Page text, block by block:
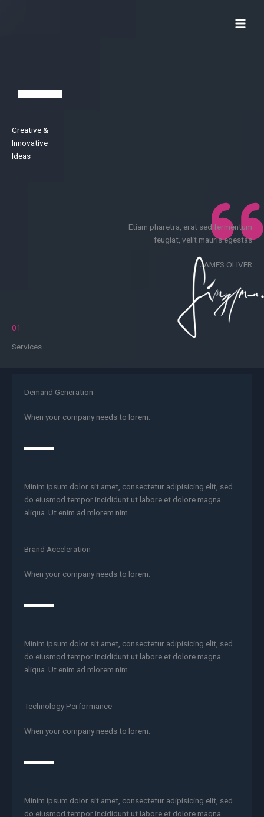
Creative &
Innovative
Ideas
Etiam pharetra, erat sed fermentum
feugiat, velit mauris egestas
JAMES OLIVER
01
Services
Demand Generation
When your company needs to lorem.
Minim ipsum dolor sit amet, consectetur adipisicing elit, sed
do eiusmod tempor incididunt ut labore et dolore magna
aliqua. Ut enim ad mlorem nim.
Brand Acceleration
When your company needs to lorem.
Minim ipsum dolor sit amet, consectetur adipisicing elit, sed
do eiusmod tempor incididunt ut labore et dolore magna
aliqua. Ut enim ad mlorem nim.
Technology Performance
When your company needs to lorem.
Minim ipsum dolor sit amet, consectetur adipisicing elit, sed
do eiusmod tempor incididunt ut labore et dolore magna